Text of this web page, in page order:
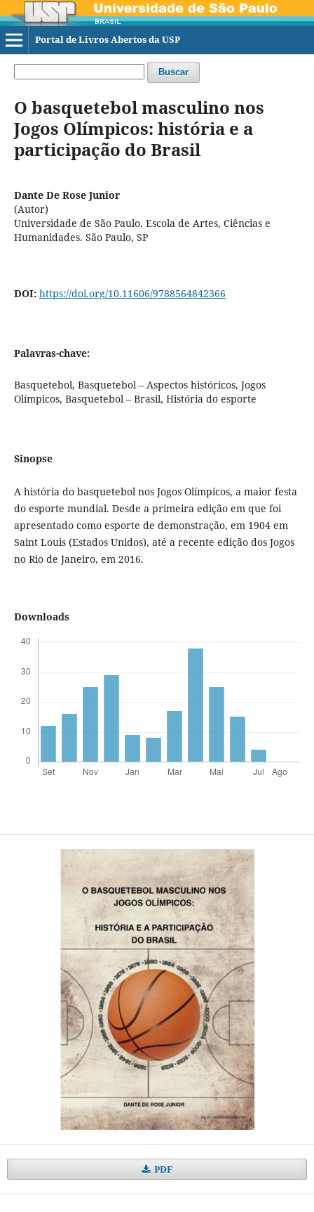
Portal de Livros Abertos da USP
Buscar
O basquetebol masculino nos
Jogos Olímpicos: história e a
participação do Brasil
Dante De Rose Junior
(Autor)
Universidade de São Paulo. Escola de Artes, Ciências e
Humanidades. São Paulo, SP
DOI: https://doi.org/10.11606/9788564842366
Palavras-chave:
Basquetebol, Basquetebol – Aspectos históricos, Jogos
Olímpicos, Basquetebol – Brasil, História do esporte
Sinopse
A história do basquetebol nos Jogos Olímpicos, a maior festa
do esporte mundial. Desde a primeira edição em que foi
apresentado como esporte de demonstração, em 1904 em
Saint Louis (Estados Unidos), até a recente edição dos Jogos
no Rio de Janeiro, em 2016.
Downloads
PDF